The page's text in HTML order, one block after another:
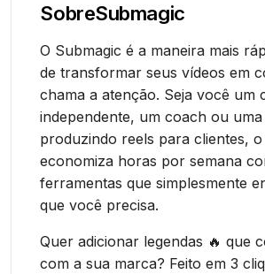
SobreSubmagic
O Submagic é a maneira mais
de transformar seus vídeos em
chama a atenção. Seja você um
independente, um coach ou
produzindo reels para clientes, o
economiza horas por semana
ferramentas que simplesmente
que você precisa.
Quer adicionar legendas 🔥 que
com a sua marca? Feito em 3